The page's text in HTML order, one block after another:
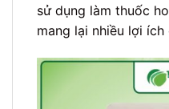
sử dụng làm thuốc
mang lại nhiều lợi